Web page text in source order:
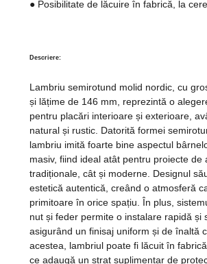
● Posibilitate de lăcuire în fabrică, la
Descriere:
Lambriu semirotund molid nordic, cu
și lățime de 146 mm, reprezintă o
pentru placări interioare și exterioare,
natural și rustic. Datorită formei
lambriu imită foarte bine aspectul
masiv, fiind ideal atât pentru proiecte de
tradiționale, cât și moderne. Designul
estetică autentică, creând o atmosferă
primitoare în orice spațiu. În plus,
nut și feder permite o instalare rapidă și
asigurând un finisaj uniform și de înaltă
acestea, lambriul poate fi lăcuit în
ce adaugă un strat suplimentar de